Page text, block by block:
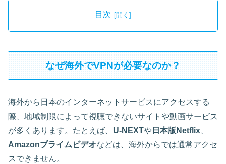
目次
なぜ海外でVPNが必要なのか？
海外から日本のインターネットサービスにアクセスする
際、地域制限によって視聴できないサイトや動画サービス
が多くあります。たとえば、 U-NEXTや 日本版Netflix、
Amazonプライムビデオなどは、海外からでは通常アクセ
スできません。